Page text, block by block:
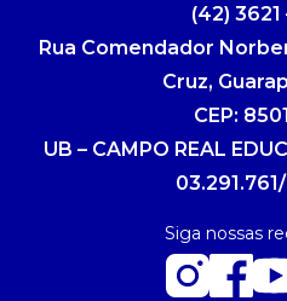
(42) 3621
Rua Comendador
Cruz,
CEP:
UB – CAMPO REAL
Siga nossas